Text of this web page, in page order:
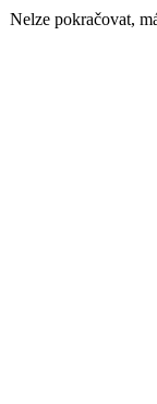
Nelze pokračovat,